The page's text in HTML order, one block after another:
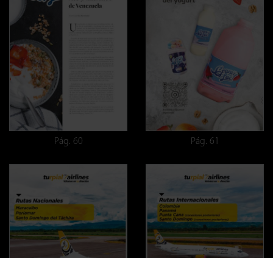
Pág. 60 Pág. 61